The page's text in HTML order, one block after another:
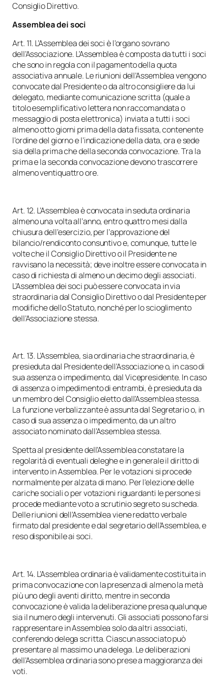
Consiglio Direttivo.
Assemblea dei soci
Art. 11. L’Assemblea dei soci è l’organo sovrano
dell’Associazione. L’Assemblea è composta da tutti i soci
che sono in regola con il pagamento della quota
associativa annuale. Le riunioni dell’Assemblea vengono
convocate dal Presidente o da altro consigliere da lui
delegato, mediante comunicazione scritta (quale a
titolo esemplificativo lettera non raccomandata o
messaggio di posta elettronica) inviata a tutti i soci
almeno otto giorni prima della data fissata, contenente
l’ordine del giorno e l’indicazione della data, ora e sede
sia della prima che della seconda convocazione. Tra la
prima e la seconda convocazione devono trascorrere
almeno ventiquattro ore.
Art. 12. L’Assemblea è convocata in seduta ordinaria
almeno una volta all’anno, entro quattro mesi dalla
chiusura dell’esercizio, per l’approvazione del
bilancio/rendiconto consuntivo e, comunque, tutte le
volte che il Consiglio Direttivo o il Presidente ne
ravvisano la necessità; deve inoltre essere convocata in
caso di richiesta di almeno un decimo degli associati.
L’Assemblea dei soci può essere convocata in via
straordinaria dal Consiglio Direttivo o dal Presidente per
modifiche dello Statuto, nonché per lo scioglimento
dell’Associazione stessa.
Art. 13. L’Assemblea, sia ordinaria che straordinaria, è
presieduta dal Presidente dell’Associazione o, in caso di
sua assenza o impedimento, dal Vicepresidente. In caso
di assenza o impedimento di entrambi, è presieduta da
un membro del Consiglio eletto dall’Assemblea stessa.
La funzione verbalizzante è assunta dal Segretario o, in
caso di sua assenza o impedimento, da un altro
associato nominato dall’Assemblea stessa.
Spetta al presidente dell’Assemblea constatare la
regolarità di eventuali deleghe e in generale il diritto di
intervento in Assemblea. Per le votazioni si procede
normalmente per alzata di mano. Per l’elezione delle
cariche sociali o per votazioni riguardanti le persone si
procede mediante voto a scrutinio segreto su scheda.
Delle riunioni dell’Assemblea viene redatto verbale
firmato dal presidente e dal segretario dell’Assemblea, e
reso disponibile ai soci.
Art. 14. L’Assemblea ordinaria è validamente costituita in
prima convocazione con la presenza di almeno la metà
più uno degli aventi diritto, mentre in seconda
convocazione è valida la deliberazione presa qualunque
sia il numero degli intervenuti. Gli associati possono farsi
rappresentare in Assemblea solo da altri associati,
conferendo delega scritta. Ciascun associato può
presentare al massimo una delega. Le deliberazioni
dell’Assemblea ordinaria sono prese a maggioranza dei
voti.